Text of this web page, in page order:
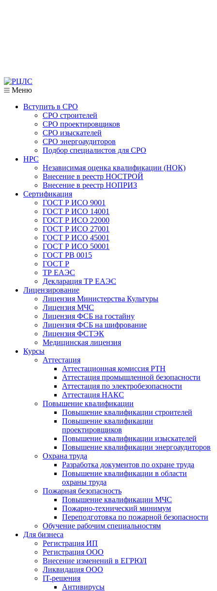
Меню
Вступить в СРО
СРО строителей
СРО проектировщиков
СРО изыскателей
СРО энергоаудиторов
Подбор специалистов для СРО
НРС
Независимая оценка квалификации (НОК)
Внесение в реестр НОСТРОЙ
Внесение в реестр НОПРИЗ
Сертификация
ГОСТ Р ИСО 9001
ГОСТ Р ИСО 14001
ГОСТ Р ИСО 22000
ГОСТ Р ИСО 27001
ГОСТ Р ИСО 45001
ГОСТ Р ИСО 50001
ГОСТ РВ 0015
ГОСТ Р
ТР ЕАЭС
Декларация ТР ЕАЭС
Лицензирование
Лицензия Министерства Культуры
Лицензия МЧС
Лицензия ФСБ на гостайну
Лицензия ФСБ на шифрование
Лицензия ФСТЭК
Медицинская лицензия
Курсы
Аттестация
Аттестационная комиссия РТН
Аттестация промышленной безопасности
Аттестация по электробезопасности
Аттестация НАКС
Повышение квалификации
Повышение квалификации строителей
Повышение квалификации
проектировщиков
Повышение квалификации изыскателей
Повышение квалификации энергоаудиторов
Охрана труда
Разработка документов по охране труда
Повышение квалификации в области
охраны труда
Пожарная безопасность
Повышение квалификации МЧС
Пожарно-технический минимум
Переподготовка по пожарной безопасности
Обучение рабочим специальностям
Для бизнеса
Регистрация ИП
Регистрация ООО
Внесение изменений в ЕГРЮЛ
Ликвидация ООО
IT-решения
Антивирусы